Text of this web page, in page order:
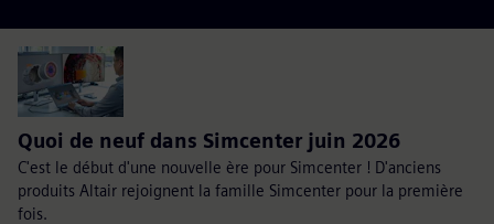
Quoi de neuf dans Simcenter juin 2026
C'est le début d'une nouvelle ère pour Simcenter ! D'anciens
produits Altair rejoignent la famille Simcenter pour la première
fois.